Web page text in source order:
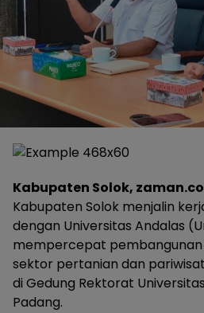
Kabupaten Solok,
Kabupaten Solok menjalin
dengan Universitas Andalas
mempercepat pembangunan
sektor pertanian dan
di Gedung Rektorat
Padang.